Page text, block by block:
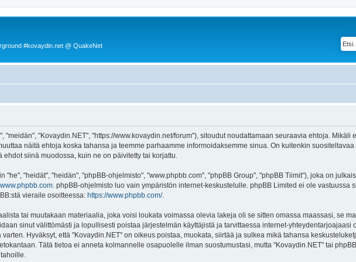
#kovaydin.net @ QuakeNet
"Kovaydin.NET", "https://www.kovaydin.net/forum"), sitoudut noudattamaan seuraavia ehtoja. Mikäli
näitä ehtoja koska tahansa ja teemme parhaamme informoidaksemme sinua. On kuitenkin
siinä muodossa, kuin ne on päivitetty tai korjattu.
"heidät", "heidän", "phpBB-ohjelmisto", "www.phpbb.com", "phpBB Group", "phpBB Tiimit"), joka on
www.phpbb.com . phpBB-ohjelmisto luo vain ympäristön internet-keskustelulle. phpBB Limited ei ole vastuussa
vieraile osoitteessa: https://www.phpbb.com/.
tai muutakaan materiaalia, joka voisi loukata voimassa olevia lakeja oli se sitten omassa maassasi, se
sinut välittömästi ja lopullisesti poistaa järjestelmän käyttäjistä ja tarvittaessa internet-yhteydentarjoajaasi
Hyväksyt, että "Kovaydin.NET" on oikeus poistaa, muokata, siirtää ja sulkea mikä tahansa
Tätä tietoa ei anneta kolmannelle osapuolelle ilman suostumustasi, mutta "Kovaydin.NET" tai